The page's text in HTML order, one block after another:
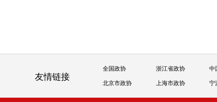
友情链接
全国政协 浙江省政协 中
北京市政协 上海市政协 宁